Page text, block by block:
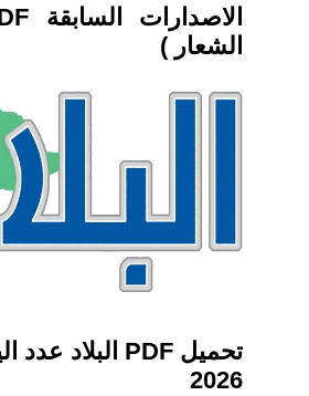
الشعار )
2026